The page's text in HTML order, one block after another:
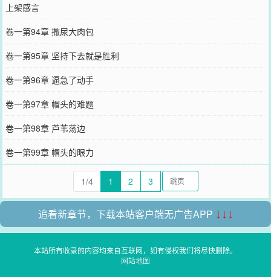
上架感言
卷一第94章 撒尿大肉包
卷一第95章 坚持下去就是胜利
卷一第96章 逼急了动手
卷一第97章 帽头的难题
卷一第98章 芦苇荡边
卷一第99章 帽头的眼力
1/4 1 2 3
追看新章节，下载本站客户端无广告APP ↓↓↓
本站所有收录的内容均来自互联网，如有侵权我们将尽快删除。
网站地图